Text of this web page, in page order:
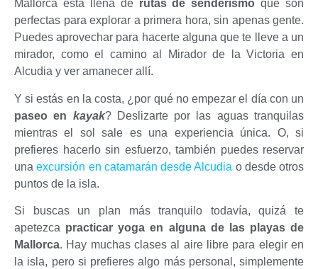
Mallorca está llena de rutas de senderismoque son
perfectas para explorar a primera hora, sin apenas gente.
Puedes aprovechar para hacerte alguna que te lleve a un
mirador, como el camino al Mirador de la Victoria en
Alcudia y ver amanecer allí.
Y si estás en la costa, ¿por qué no empezar el día con un
paseo en kayak? Deslizarte por las aguas tranquilas
mientras el sol sale es una experiencia única. O, si
prefieres hacerlo sin esfuerzo, también puedes reservar
unaexcursión en catamarán desde Alcudia o desde otros
puntos de la isla.
Si buscas un plan más tranquilo todavía, quizá te
apetezca practicar yoga en alguna de las playas de
Mallorca. Hay muchas clases al aire libre para elegir en
la isla, pero si prefieres algo más personal, simplemente